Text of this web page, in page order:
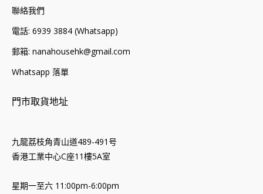
聯絡我們
電話: 6939 3884 (Whatsapp)
郵箱: nanahousehk@gmail.com
Whatsapp 落單
門市取貨地址
九龍荔枝角青山道489-491号
香港工業中心C座11樓5A室
星期一至六 11:00pm-6:00pm